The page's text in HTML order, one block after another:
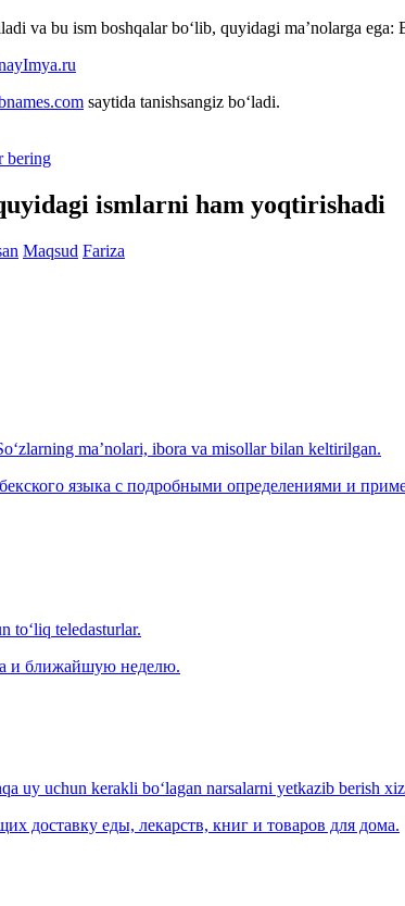
va bu ism boshqalar bo‘lib, quyidagi ma’nolarga
saytida tanishsangiz bo‘ladi.
bering
ismlarni ham yoqtirishadi
Maqsud Fariza
ma’nolari, ibora va misollar bilan keltirilgan.
языка с подробными определениями и
to‘liq teledasturlar.
и ближайшую неделю.
uy uchun kerakli bo‘lagan narsalarni yetkazib berish
доставку еды, лекарств, книг и товаров для дома.